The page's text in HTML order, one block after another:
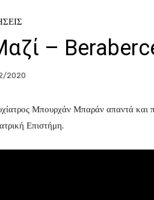
–
2020
Μπουρχάν Μπαράν απαντά και
Επιστήμη.